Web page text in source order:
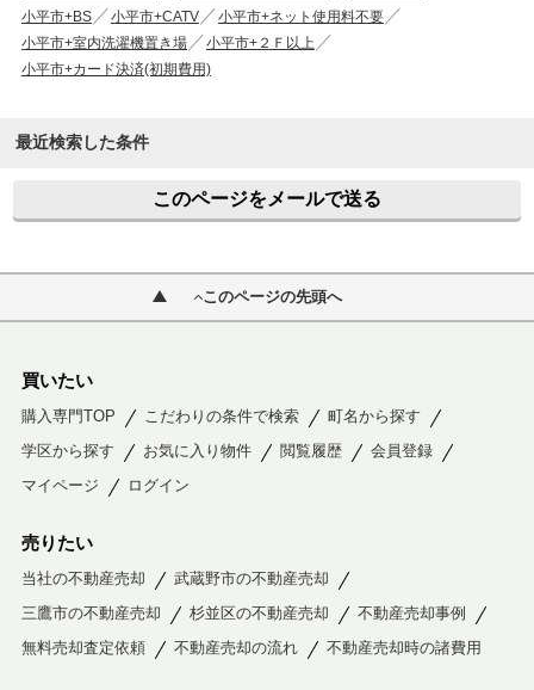
小平市+BS
小平市+CATV
小平市+ネット使用料不要
小平市+室内洗濯機置き場
小平市+２Ｆ以上
小平市+カード決済(初期費用)
最近検索した条件
このページをメールで送る
このページの先頭へ
買いたい
購入専門TOP こだわりの条件で検索
町名から探す
学区から探す
お気に入り物件 閲覧履歴
会員登録
マイページ
ログイン
売りたい
当社の不動産売却
武蔵野市の不動産売却
三鷹市の不動産売却
杉並区の不動産売却
不動産売却事例
無料売却査定依頼
不動産売却の流れ 不動産売却時の諸費用